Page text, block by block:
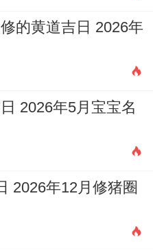
有亲友前来帮忙.
气逐渐寒冷，雨水或
品防潮防雨。
生活来说农忙的波及
天气的考量仍可参
俗，行优先选择其
的黄道吉日 2026年
2026年5月宝宝名
2026年12月修猪圈